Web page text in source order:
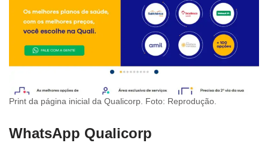
Print da página inicial da Qualicorp. Foto: Reprodução.
WhatsApp Qualicorp